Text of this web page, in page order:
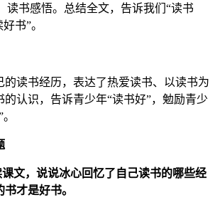
读书感悟。总结全文，告诉我们“读书
书”。
的读书经历，表达了热爱读书、以读书为
的认识，告诉青少年“读书好”，勉励青少
文，说说冰心回忆了自己读书的哪些经
才是好书。